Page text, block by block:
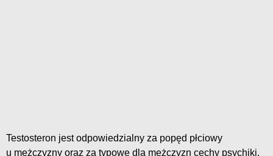
Testosteron jest odpowiedzialny za popęd płciowy
u mężczyzny oraz za typowe dla mężczyzn cechy psychiki.